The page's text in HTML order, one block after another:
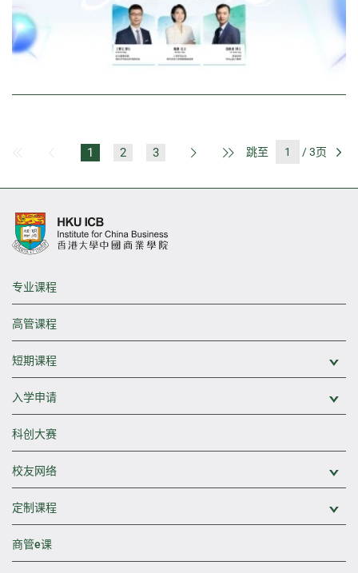
上一页
1 2 3 下一页 最后一页
跳至 / 3页
专业课程
高管课程
短期课程
入学申请
科创大赛
校友网络
定制课程
商管e课